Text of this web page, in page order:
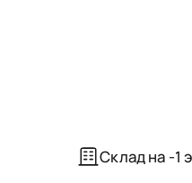
Склад на -1